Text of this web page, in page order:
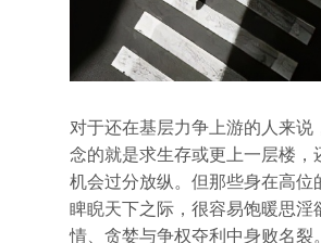
对于还在基层力争上游的人来说
念的就是求生存或更上一层楼，
机会过分放纵。但那些身在高位
睥睨天下之际，很容易饱暖思淫
情、贪婪与争权夺利中身败名裂